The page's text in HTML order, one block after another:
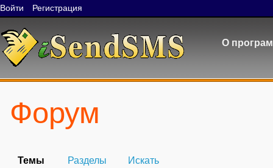
Войти Регистрация
О
Форум
Темы Разделы Искать